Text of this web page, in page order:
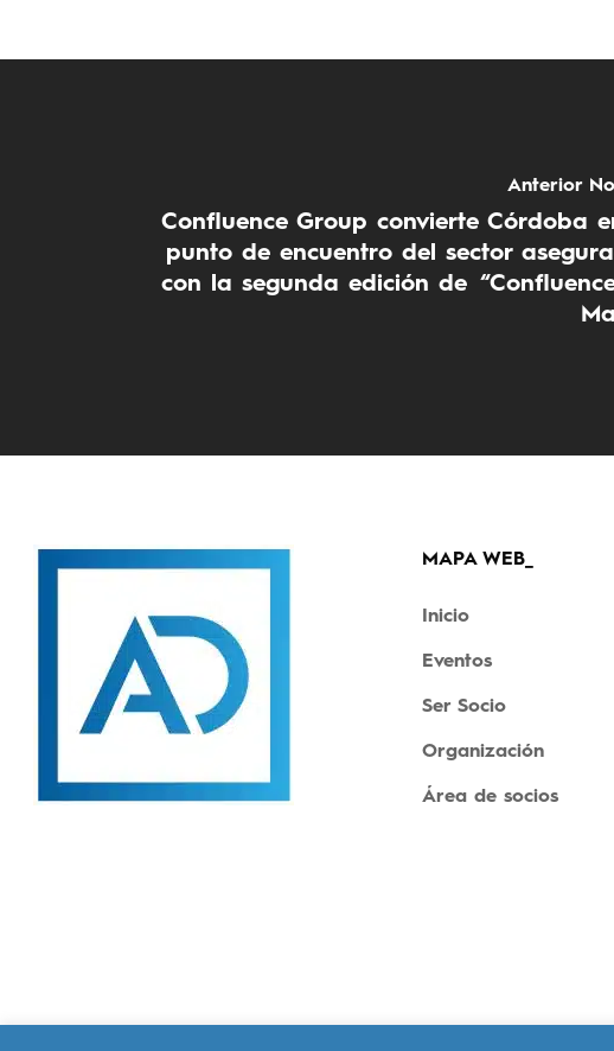
Anterior
Confluence Group convierte Córdoba
punto de encuentro del sector
con la segunda edición de
MAPA WEB_
Inicio
Eventos
Ser Socio
Organización
Área de socios